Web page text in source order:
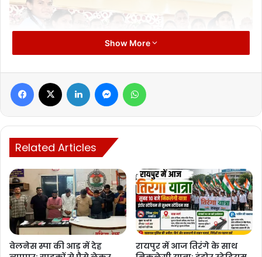
मुख्यमंत्री साय ने शहीद विनोद सिंह कौशिक को श्रद्धांजलि अर्पित करते हुए कहा
कि उनका बलिदान व्यर्थ नहीं जाएगा। उन्होंने बताया कि वीर सपूत शहीद विनोद
सिंह कौशिक माओवादियों से लड़ते हुए वर्ष 2018 में नारायणपुर में शहीद हो गए थे।
उनकी स्मृति को चिरस्थायी बनाए रखने हेतु उनकी स्मृति में न्यास का गठन किया
गया है और इसके माध्यम से प्रतिभाओं का सम्मान किया जाना अनुकरणीय पहल है।
Show More
Facebook LinkedIn Messenger
Related Articles
वेलनेस स्पा की आड़ में देह
रायपुर में आज तिरंगे के साथ